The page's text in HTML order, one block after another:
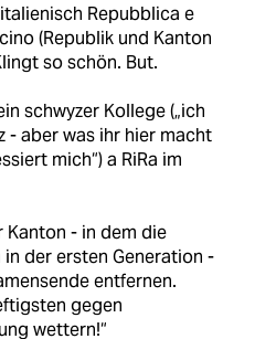
Repubblica e
(Republik und Kanton
so schön. But.
schwyzer Kollege („ich
- aber was ihr hier macht
mich“) a RiRa im
Kanton - in dem die
in der ersten Generation -
entfernen.
gegen
wettern!“